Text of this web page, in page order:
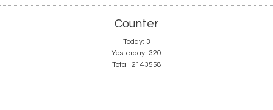
Counter
Today: 3
Yesterday: 320
Total: 2143558